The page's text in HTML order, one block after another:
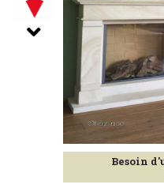
Besoin